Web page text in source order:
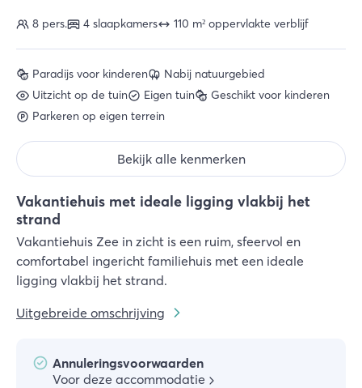
Vakantiehuis met ideale ligging vlakbij het
strand
Vakantiehuis Zee in zicht is een ruim, sfeervol en
comfortabel ingericht familiehuis met een ideale
ligging vlakbij het strand.
Uitgebreide omschrijving
Annuleringsvoorwaarden
Voor deze accommodatie
Paradijs voor kinderen
Nabij natuurgebied
Uitzicht op de tuin
Eigen tuin
Geschikt voor kinderen
Parkeren op eigen terrein
Bekijk alle kenmerken
8 pers. 4 slaapkamers 110 m² oppervlakte verblijf